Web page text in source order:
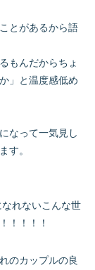
とがあるから語
もんだからちょ
」と温度感低め
なって一気見し
す。
れないこんな世
！！！！
のカップルの良